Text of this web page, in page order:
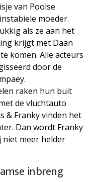
van Poolse
moeder.
als ze aan het
krijgt met Daan
komen. Alle acteurs
door de
raken hun buit
de vluchtauto
& Franky vinden het
Dan wordt Franky
niet meer helder
inbreng